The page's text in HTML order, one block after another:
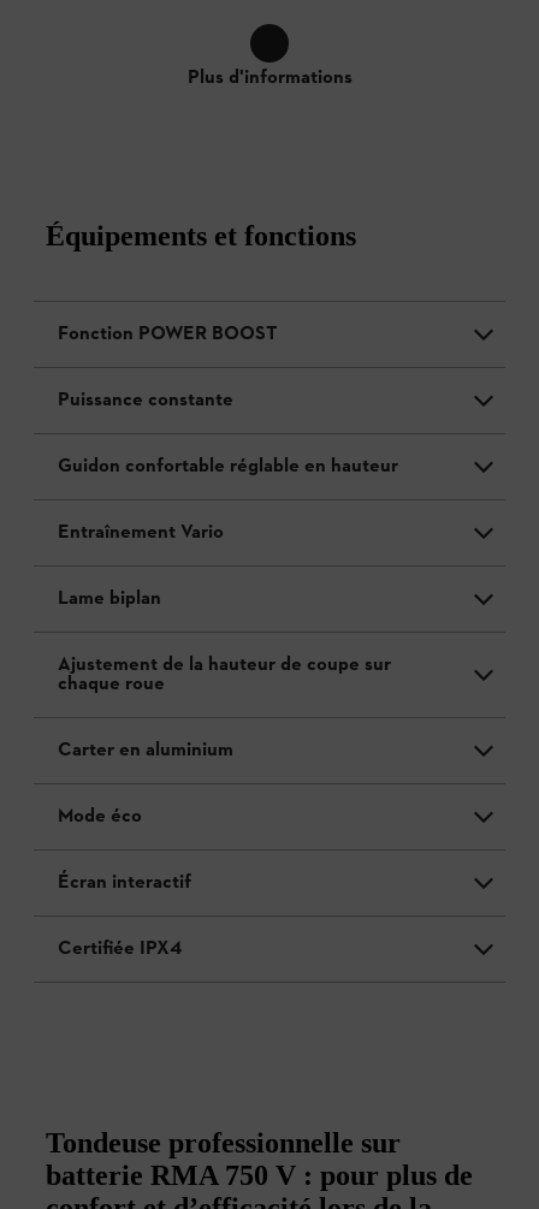
Plus d'informations
Équipements et fonctions
Fonction POWER BOOST
Puissance constante
Guidon confortable réglable en hauteur
Entraînement Vario
Lame biplan
Ajustement de la hauteur de coupe sur
chaque roue
Carter en aluminium
Mode éco
Écran interactif
Certifiée IPX4
Tondeuse professionnelle sur
batterie RMA 750 V : pour plus de